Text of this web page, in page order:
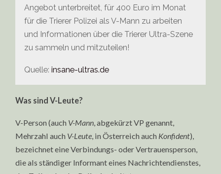
Angebot unterbreitet, für 400 Euro im Monat
für die Trierer Polizei als V-Mann zu arbeiten
und Informationen über die Trierer Ultra-Szene
zu sammeln und mitzuteilen!
Quelle:insane-ultras.de
Was sind V-Leute?
V-Person (auch V-Mann, abgekürzt VP genannt,
Mehrzahl auch V-Leute, in Österreich auch Konfident),
bezeichnet eine Verbindungs- oder Vertrauensperson,
die als ständiger Informant eines Nachrichtendienstes,